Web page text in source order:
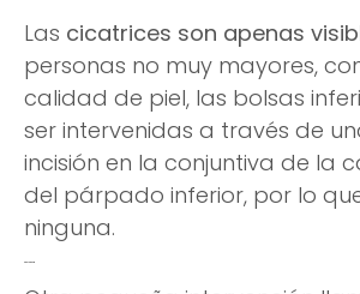
Las cicatrices son apenas
personas no muy mayores,
calidad de piel, las bolsas
ser intervenidas a través de
incisión en la conjuntiva de la
del párpado inferior, por lo
ninguna.
Cantopexia